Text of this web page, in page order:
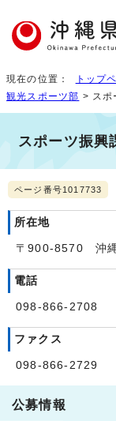
現在の位置： トップ
観光スポーツ部 > スポ
スポーツ振興
ページ番号1017733
所在地
〒900-8570 沖縄
電話
098-866-2708
ファクス
098-866-2729
公募情報